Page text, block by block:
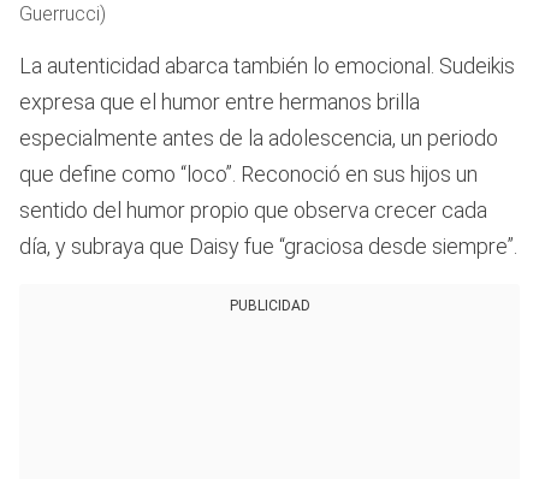
Guerrucci)
La autenticidad abarca también lo emocional. Sudeikis
expresa que el humor entre hermanos brilla
especialmente antes de la adolescencia, un periodo
que define como “loco”. Reconoció en sus hijos un
sentido del humor propio que observa crecer cada
día, y subraya que Daisy fue “graciosa desde siempre”.
PUBLICIDAD